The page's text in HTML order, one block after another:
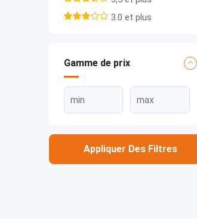
3.0 et plus
Gamme de prix
Appliquer Des Filtres